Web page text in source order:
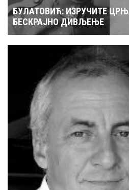
БУЛАТОВИЋ: ИЗРУЧИТЕ
БЕСКРАЈНО ДИВЉЕЊЕ